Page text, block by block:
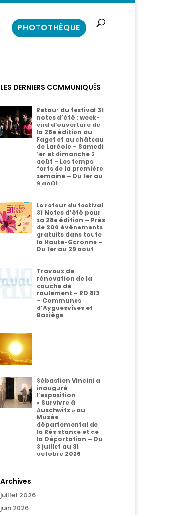
PHOTOTHÈQUE
LES DERNIERS COMMUNIQUÉS
Retour du festival 31
notes d’été : week-
end d’ouverture de
la 28e édition au
Faget et au château
de Laréole – Samedi
1er et dimanche 2
août – Les temps
forts de la première
semaine – Du 1er au
9 août
Le retour du festival
31 Notes d’été pour
sa 28e édition – Près
de 200 événements
gratuits dans toute
la Haute-Garonne –
Du 1er au 29 août
Travaux de
rénovation de la
couche de
roulement – RD 813
– Communes
d’Ayguesvives et
Baziège
Sébastien Vincini a
inauguré
l’exposition
« Survivre à
Auschwitz » au
Musée
départemental de
la Résistance et de
la Déportation – Du
3 juillet au 31
octobre 2026
Archives
juillet 2026
juin 2026